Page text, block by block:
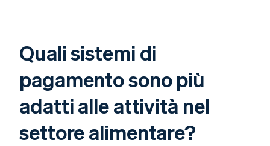
Quali sistemi di
pagamento sono più
adatti alle attività nel
settore alimentare?